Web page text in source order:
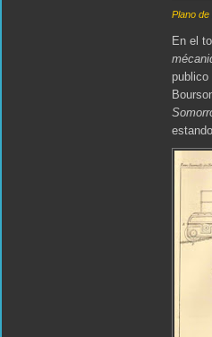
Plano
En el